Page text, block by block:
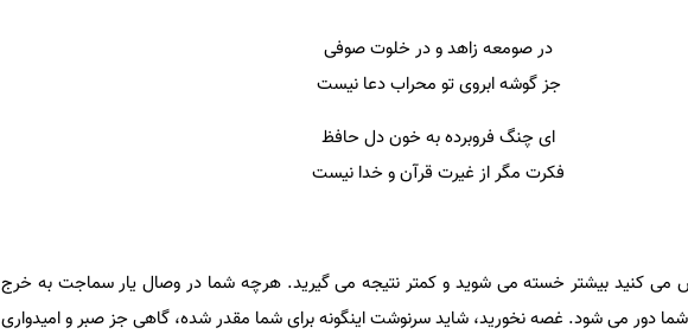
در صومعه زاهد و در خلوت صوفی
جز گوشه ابروی تو محراب دعا نیست
ای چنگ فروبرده به خون دل حافظ
فکرت مگر از غیرت قرآن و خدا نیست
می کنید بیشتر خسته می شوید و کمتر نتیجه می گیرید. هرچه شما در وصال یار سماجت به خرج
شما دور می شود. غصه نخورید، شاید سرنوشت اینگونه برای شما مقدر شده، گاهی جز صبر و امیدواری